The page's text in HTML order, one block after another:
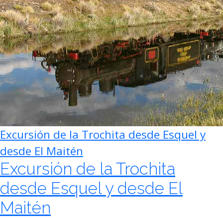
Excursión de la Trochita desde Esquel y
desde El Maitén
Excursión de la Trochita
desde Esquel y desde El
Maitén